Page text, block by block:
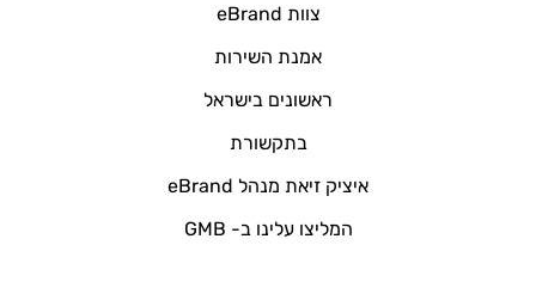
צוות eBrand
אמנת השירות
ראשונים בישראל
בתקשורת
איציק זיאת מנהל eBrand
המליצו עלינו ב- GMB